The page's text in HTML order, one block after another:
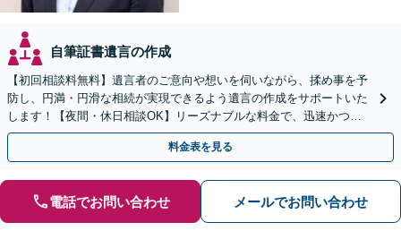
自筆証書遺言の作成
【初回相談料無料】遺言者のご意向や想いを伺いながら、揉め事を予
防し、円満・円滑な相続が実現できるよう遺言の作成をサポートいた
します！【夜間・休日相談OK】リーズナブルな料金で、迅速かつス
ピーディーにまごころを持って対応させて頂きます。
料金表を見る
電話でお問い合わせ メールでお問い合わせ